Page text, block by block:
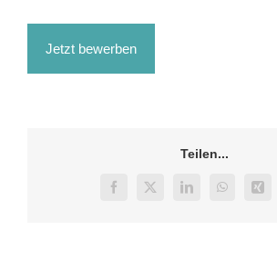
Teilen...
Facebook
X LinkedInWhatsApp
Xing